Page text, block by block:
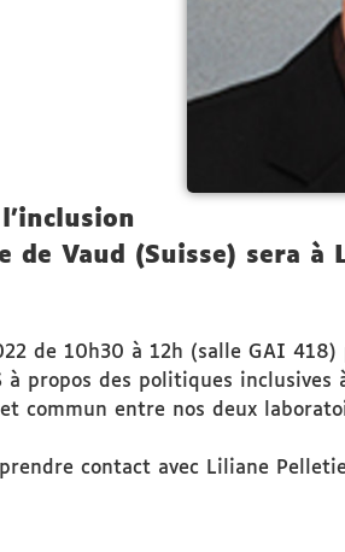
Vaud (Suisse) sera à
de 10h30 à 12h (salle GAI 418)
propos des politiques inclusives
commun entre nos deux
contact avec Liliane